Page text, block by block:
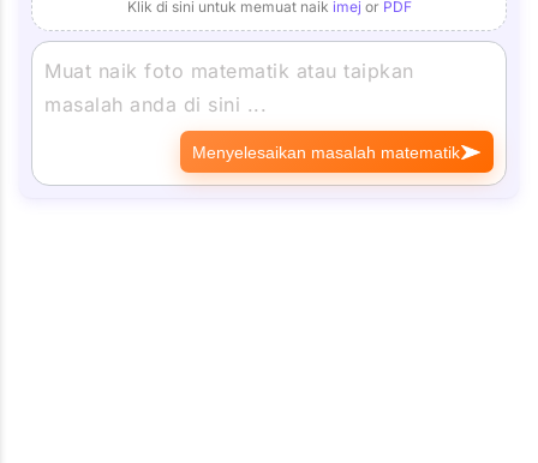
Klik di sini untuk memuat naik imej or PDF
Menyelesaikan masalah matematik